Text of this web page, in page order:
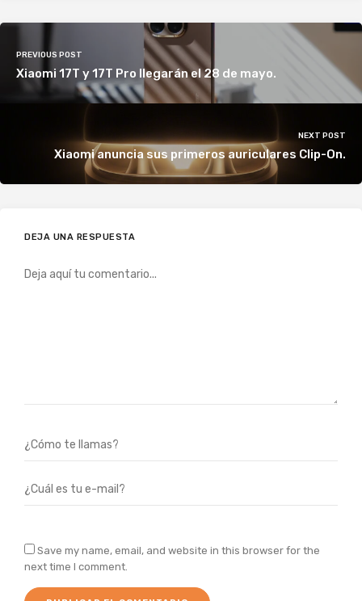
PREVIOUS POST
Xiaomi 17T y 17T Pro llegarán el 28 de mayo.
NEXT POST
Xiaomi anuncia sus primeros auriculares Clip-On.
DEJA UNA RESPUESTA
Save my name, email, and website in this browser for the
next time I comment.